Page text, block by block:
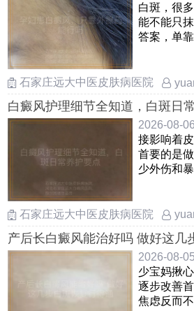
白斑，很
能不能只
答案，单
石家庄远大中医皮肤病医院
白癜风护理细节全知道，白斑日
2026-08-06
接影响着
首要的是
少外伤和
石家庄远大中医皮肤病医院
产后长白癜风能治好吗 做好这几
2026-08-05
少宝妈揪
逐步改善
焦虑反而